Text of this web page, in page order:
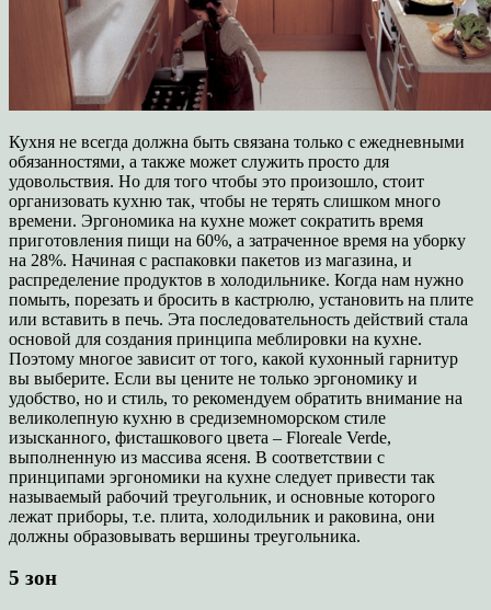
Кухня не всегда должна быть связана только с ежедневными
обязанностями, а также может служить просто для
удовольствия. Но для того чтобы это произошло, стоит
организовать кухню так, чтобы не терять слишком много
времени. Эргономика на кухне может сократить время
приготовления пищи на 60%, а затраченное время на уборку
на 28%. Начиная с распаковки пакетов из магазина, и
распределение продуктов в холодильнике. Когда нам нужно
помыть, порезать и бросить в кастрюлю, установить на плите
или вставить в печь. Эта последовательность действий стала
основой для создания принципа меблировки на кухне.
Поэтому многое зависит от того, какой кухонный гарнитур
вы выберите. Если вы цените не только эргономику и
удобство, но и стиль, то рекомендуем обратить внимание на
великолепную кухню в средиземноморском стиле
изысканного, фисташкового цвета – Floreale Verde,
выполненную из массива ясеня. В соответствии с
принципами эргономики на кухне следует привести так
называемый рабочий треугольник, и основные которого
лежат приборы, т.е. плита, холодильник и раковина, они
должны образовывать вершины треугольника.
5 зон